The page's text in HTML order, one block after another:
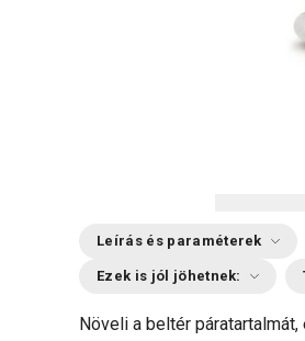
Leírás és paraméterek
Ezek is jól jöhetnek:
Növeli a beltér